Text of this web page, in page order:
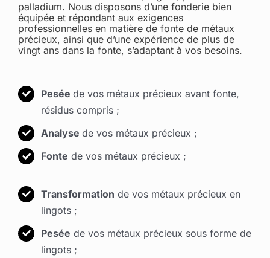
palladium. Nous disposons d’une fonderie bien
équipée et répondant aux exigences
professionnelles en matière de fonte de métaux
précieux, ainsi que d’une expérience de plus de
vingt ans dans la fonte, s’adaptant à vos besoins.
Peséede vos métaux précieux avant fonte,
résidus compris ;
Analysede vos métaux précieux ;
Fonte de vos métaux précieux ;
Transformation de vos métaux précieux en
lingots ;
Pesée de vos métaux précieux sous forme de
lingots ;